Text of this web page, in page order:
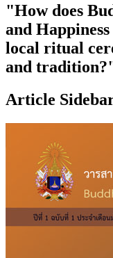
"How does
and
local ritual
and
Article